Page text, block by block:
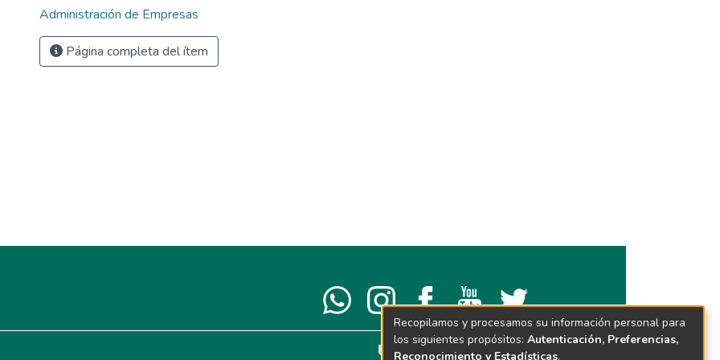
Administración de Empresas
Página completa del ítem
Recopilamos y procesamos su información personal para
los siguientes propósitos: Autenticación, Preferencias,
Reconocimiento y Estadísticas.